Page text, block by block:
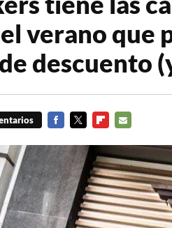
verano que
descuento
MAIL